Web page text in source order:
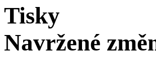
Tisky
Navržené